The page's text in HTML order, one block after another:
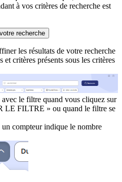
à vos critères de recherche est
recherche
les résultats de votre recherche
et critères présents sous les critères
avec le filtre quand vous cliquez sur
LE FILTRE » ou quand le filtre se
compteur indique le nombre